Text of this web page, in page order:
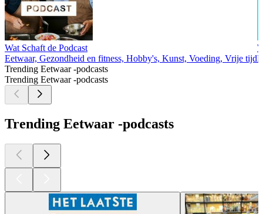
Wat Schaft de Podcast
Eetwaar, Gezondheid en fitness, Hobby's, Kunst, Voeding, Vrije tijd
Trending Eetwaar -podcasts
Trending Eetwaar -podcasts
Trending Eetwaar -podcasts